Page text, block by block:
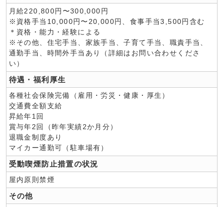
月給220,800円〜300,000円
※資格手当10,000円〜20,000円、食事手当3,500円含む
＊資格・能力・経験による
※その他、住宅手当、家族手当、子育て手当、職責手当、
通勤手当、時間外手当あり（詳細はお問い合わせくださ
い）
待遇・福利厚生
各種社会保険完備（雇用・労災・健康・厚生）
交通費全額支給
昇給年1回
賞与年2回（昨年実績2か月分）
退職金制度あり
マイカー通勤可（駐車場有）
受動喫煙防止措置の状況
屋内原則禁煙
その他